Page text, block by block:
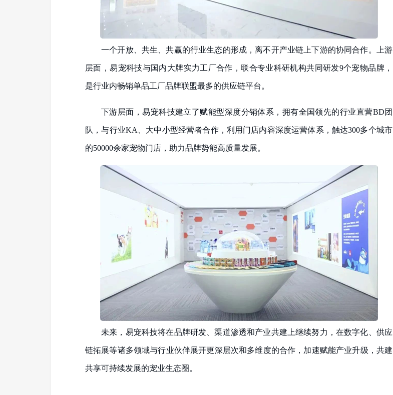
一个开放、共生、共赢的行业生态的形成，离不开产业链上下游的协同合作。上游
层面，易宠科技与国内大牌实力工厂合作，联合专业科研机构共同研发9个宠物品牌，
是行业内畅销单品工厂品牌联盟最多的供应链平台。
下游层面，易宠科技建立了赋能型深度分销体系，拥有全国领先的行业直营BD团
队，与行业KA、大中小型经营者合作，利用门店内容深度运营体系，触达300多个城市
的50000余家宠物门店，助力品牌势能高质量发展。
未来，易宠科技将在品牌研发、渠道渗透和产业共建上继续努力，在数字化、供应
链拓展等诸多领域与行业伙伴展开更深层次和多维度的合作，加速赋能产业升级，共建
共享可持续发展的宠业生态圈。